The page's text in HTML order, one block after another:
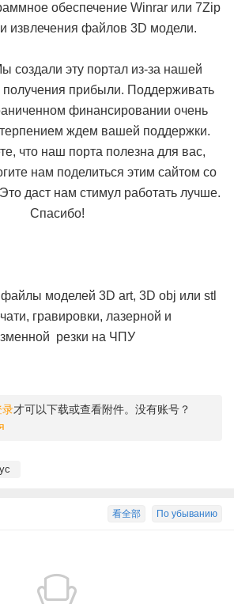
обеспечение Winrar или 7Zip
извлечения файлов 3D модели.
создали эту портал из-за нашей
получения прибыли. Поддерживать
финансировании очень
ждем вашей поддержки.
что наш порта полезна для вас,
нам поделиться этим сайтом со
даст нам стимул работать лучше.
Спасибо!
файлы моделей 3D art, 3D obj или stl
гравировки, лазерной и
резки на ЧПУ
录才可以下载或查看附件。没有账号？
По убыванию
看全部